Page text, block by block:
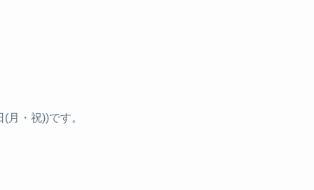
・祝))です。